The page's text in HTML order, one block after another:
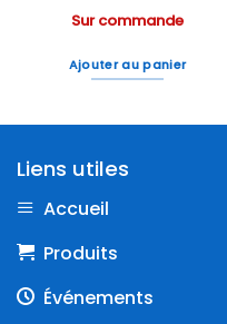
Sur commande
Ajouter au panier
Liens utiles
Accueil
Produits
Événements